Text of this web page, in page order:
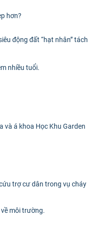
hơn?
động đất “hạt nhân” tách
nhiều tuổi.
và á khoa Học Khu Garden
trợ cư dân trong vụ cháy
môi trường.